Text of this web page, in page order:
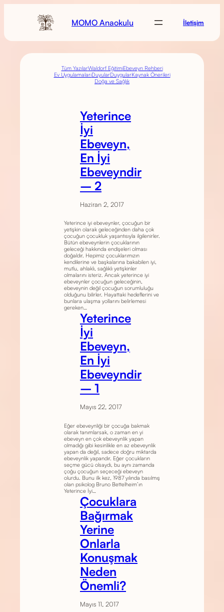
MOMO Anaokulu İletişim
Tüm YazılarWaldorf EğitimiEbeveyn Rehberi
Ev UygulamalarıDuyularDuygularKaynak Önerileri
Doğa ve Sağlık
Yeterince
İyi
Ebeveyn,
En İyi
Ebeveyndir
– 2
Haziran 2, 2017
Yeterince iyi ebeveynler, çocuğun bir
yetişkin olarak geleceğinden daha çok
çocuğun çocukluk yaşantısıyla ilgilenirler.
Bütün ebeveynlerin çocuklarının
geleceği hakkında endişeleri olması
doğaldır. Hepimiz çocuklarımızın
kendilerine ve başkalarına bakabilen iyi,
mutlu, ahlaklı, sağlıklı yetişkinler
olmalarını isteriz. Ancak yeterince iyi
ebeveynler çocuğun geleceğinin,
ebeveynin değil çocuğun sorumluluğu
olduğunu bilirler. Hayattaki hedeflerini ve
bunlara ulaşma yollarını belirlemesi
gereken…
Yeterince
İyi
Ebeveyn,
En İyi
Ebeveyndir
– 1
Mayıs 22, 2017
Eğer ebeveynliği bir çocuğa bakmak
olarak tanımlarsak, o zaman en yi
ebeveyn en çok ebeveynlik yapan
olmadığı gibi kesinlikle en az ebeveynlik
yapan da değil, sadece doğru miktarda
ebeveynlik yapandır. Eğer çocukların
seçme gücü olsaydı, bu aynı zamanda
çoğu çocuğun seçeceği ebeveyn
olurdu. Bunu ilk kez, 1987 yılında basılmış
olan psikolog Bruno Bettelheim’ın
Yeterince İyi…
Çocuklara
Bağırmak
Yerine
Onlarla
Konuşmak
Neden
Önemli?
Mayıs 11, 2017